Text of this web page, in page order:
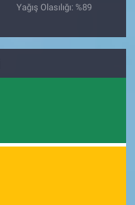
Yağış Olasılığı: %89